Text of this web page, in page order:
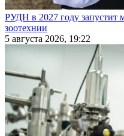
РУДН в 2027 году запустит
зоотехнии
5 августа 2026, 19:22